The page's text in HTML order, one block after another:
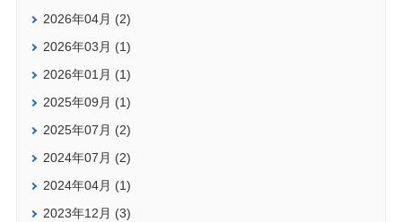
2026年04月 (2)
2026年03月 (1)
2026年01月 (1)
2025年09月 (1)
2025年07月 (2)
2024年07月 (2)
2024年04月 (1)
2023年12月 (3)